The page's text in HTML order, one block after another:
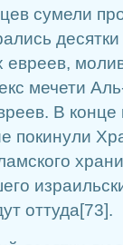
сумели
евреев,
мечети
В конце
покинули
оттуда[73].